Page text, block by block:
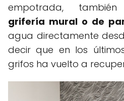
empotrada,
grifería mural o de
agua directamente
decir que en los
grifos ha vuelto a